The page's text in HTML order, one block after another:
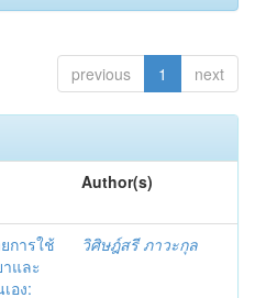
previous 1 next
Author(s)
การใช้
และ
อง:
วิศิษฎ์สรี ภาวะกุล